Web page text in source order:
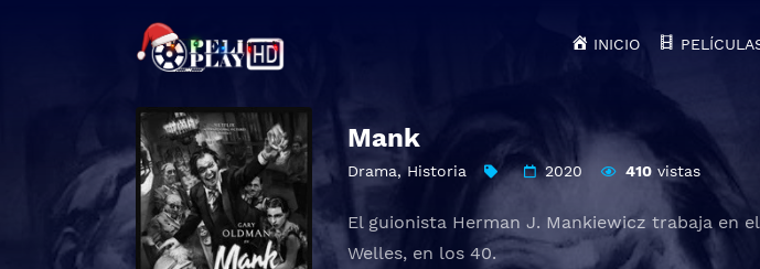
INICIO
Mank
Drama,Historia 2020 410vistas
El guionista Herman J. Mankiewicz trabaja en
Welles, en los 40.